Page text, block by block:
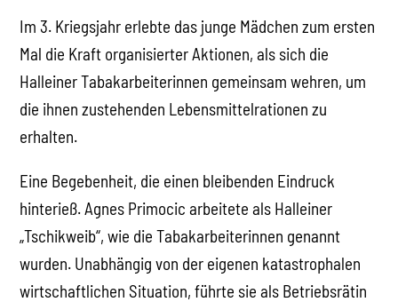
Im 3. Kriegsjahr erlebte das junge Mädchen zum ersten
Mal die Kraft organisierter Aktionen, als sich die
Halleiner Tabakarbeiterinnen gemeinsam wehren, um
die ihnen zustehenden Lebensmittelrationen zu
erhalten.
Eine Begebenheit, die einen bleibenden Eindruck
hinterieß. Agnes Primocic arbeitete als Halleiner
„Tschikweib“, wie die Tabakarbeiterinnen genannt
wurden. Unabhängig von der eigenen katastrophalen
wirtschaftlichen Situation, führte sie als Betriebsrätin